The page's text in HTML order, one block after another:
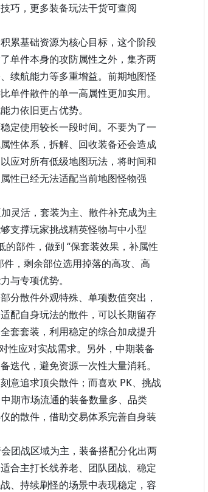
巧，更多装备玩法干货可查阅
基础资源为核心目标，这个阶段
单件本身的攻防属性之外，集齐两
续航能力等多重增益。前期地图怪
件散件的单一高属性更加实用。
力依旧更占优势。
使用较长一段时间。不要为了一
性体系，拆解、回收装备还会造成
应对所有低级地图玩法，将时间和
性已经无法适配当前地图怪物强
活，套装为主、散件补充成为主
支撑玩家挑战精英怪物与中小型
部件，做到 “保套装效果，补属性
，剩余部位选用掉落的高攻、高
与专项优势。
散件外观特殊、单项数值突出，
配自身玩法的散件，可以长期留存
套套装，利用稳定的综合加成提升
性应对实战需求。另外，中期装备
代，避免资源一次性大量消耗。
追求顶尖散件；而喜欢 PK、挑战
期市场流通的装备数量多、品类
的散件，借助交易体系完善自身装
战区域为主，装备搭配分化出两
适合主打长线养老、团队团战、稳定
、持续刷怪的场景中表现稳定，容